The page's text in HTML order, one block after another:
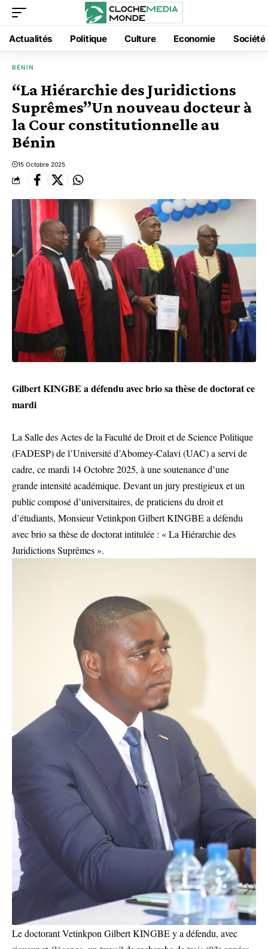
Actualités Politique Culture Economie Société
BÉNIN
“La Hiérarchie des Juridictions
Suprêmes”Un nouveau docteur à
la Cour constitutionnelle au
Bénin
15 Octobre 2025
Gilbert KINGBE a défendu avec brio sa thèse de doctorat ce
mardi
La Salle des Actes de la Faculté de Droit et de Science Politique
(FADESP) de l’Université d’Abomey-Calavi (UAC) a servi de
cadre, ce mardi 14 Octobre 2025, à une soutenance d’une
grande intensité académique. Devant un jury prestigieux et un
public composé d’universitaires, de praticiens du droit et
d’étudiants, Monsieur Vetinkpon Gilbert KINGBE a défendu
avec brio sa thèse de doctorat intitulée : « La Hiérarchie des
Juridictions Suprêmes ».
Le doctorant Vetinkpon Gilbert KINGBE y a défendu, avec